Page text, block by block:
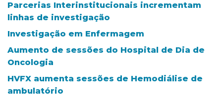
Parcerias Interinstitucionais incrementam
linhas de investigação
Investigação em Enfermagem
Aumento de sessões do Hospital de Dia de
Oncologia
HVFX aumenta sessões de Hemodiálise de
ambulatório